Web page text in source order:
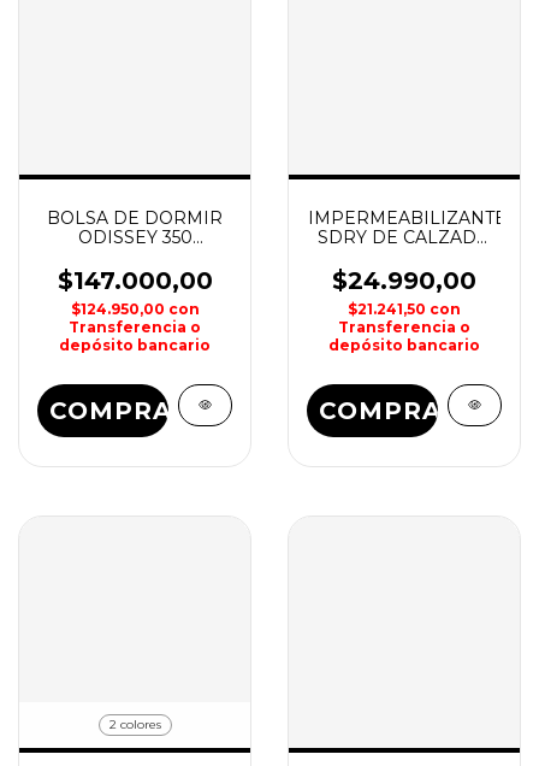
BOLSA DE DORMIR
ODISSEY 350
$147.000,00
$124.950,00 con
Transferencia o
depósito bancario
COMPRAR
IMPERMEABILIZANTE
SDRY DE CALZADO
$24.990,00
$21.241,50 con
Transferencia o
depósito bancario
2 colores